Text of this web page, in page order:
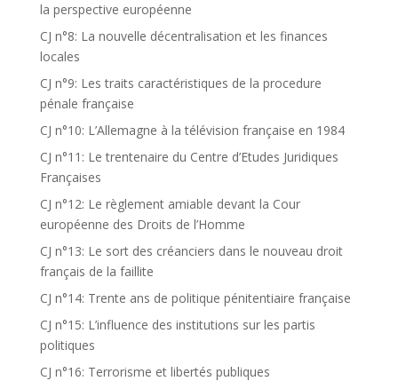
la perspective européenne
CJ n°8: La nouvelle décentralisation et les finances
locales
CJ n°9: Les traits caractéristiques de la procedure
pénale française
CJ n°10: L’Allemagne à la télévision française en 1984
CJ n°11: Le trentenaire du Centre d’Etudes Juridiques
Françaises
CJ n°12: Le règlement amiable devant la Cour
européenne des Droits de l’Homme
CJ n°13: Le sort des créanciers dans le nouveau droit
français de la faillite
CJ n°14: Trente ans de politique pénitentiaire française
CJ n°15: L’influence des institutions sur les partis
politiques
CJ n°16: Terrorisme et libertés publiques